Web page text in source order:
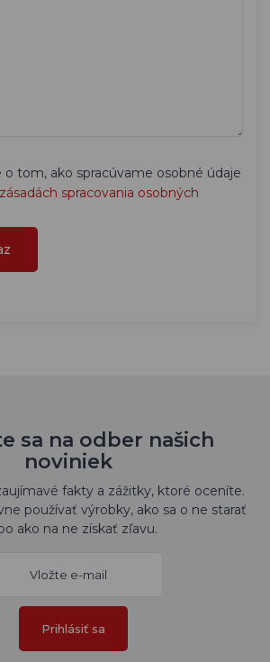
o tom, ako spracúvame osobné údaje
zásadách spracovania osobných
sa na odber našich
noviniek
fakty a zážitky, ktoré oceníte.
používať výrobky, ako sa o ne starať
ako na ne získať zľavu.
Prihlásiť sa